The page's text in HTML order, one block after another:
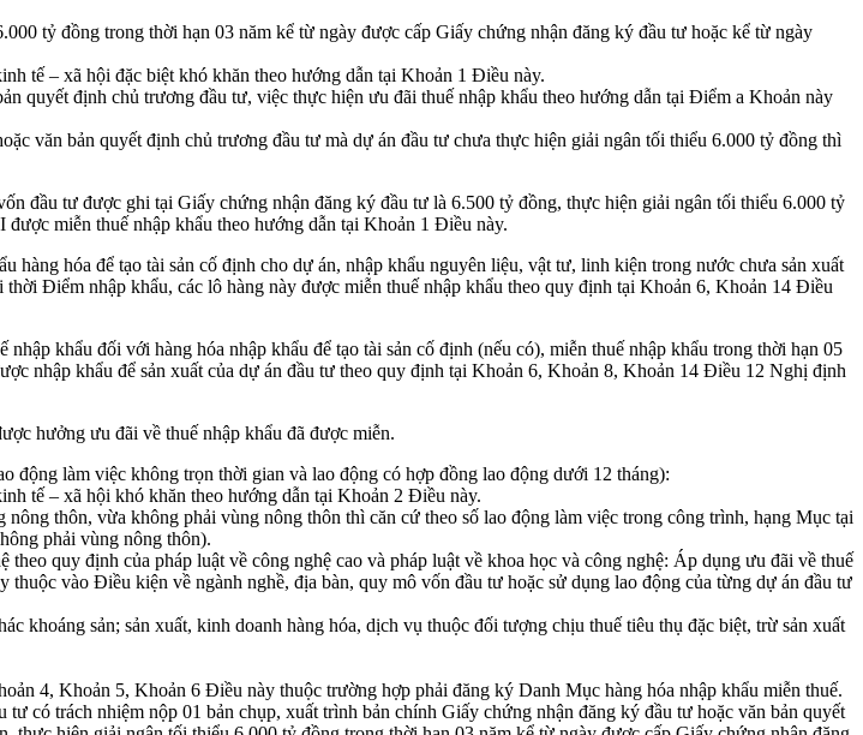
tỷ đồng trong thời hạn 03 năm kể từ ngày được cấp Giấy chứng nhận đăng ký đầu tư hoặc kể từ ngày
tế – xã hội đặc biệt khó khăn theo hướng dẫn tại Khoản 1 Điều này.
quyết định chủ trương đầu tư, việc thực hiện ưu đãi thuế nhập khẩu theo hướng dẫn tại Điểm a Khoản này
văn bản quyết định chủ trương đầu tư mà dự án đầu tư chưa thực hiện giải ngân tối thiểu 6.000 tỷ đồng thì
đầu tư được ghi tại Giấy chứng nhận đăng ký đầu tư là 6.500 tỷ đồng, thực hiện giải ngân tối thiểu 6.000 tỷ
miễn thuế nhập khẩu theo hướng dẫn tại Khoản 1 Điều này.
hóa để tạo tài sản cố định cho dự án, nhập khẩu nguyên liệu, vật tư, linh kiện trong nước chưa sản xuất
Điểm nhập khẩu, các lô hàng này được miễn thuế nhập khẩu theo quy định tại Khoản 6, Khoản 14 Điều
khẩu đối với hàng hóa nhập khẩu để tạo tài sản cố định (nếu có), miễn thuế nhập khẩu trong thời hạn 05
nhập khẩu để sản xuất của dự án đầu tư theo quy định tại Khoản 6, Khoản 8, Khoản 14 Điều 12 Nghị định
hưởng ưu đãi về thuế nhập khẩu đã được miễn.
làm việc không trọn thời gian và lao động có hợp đồng lao động dưới 12 tháng):
tế – xã hội khó khăn theo hướng dẫn tại Khoản 2 Điều này.
thôn, vừa không phải vùng nông thôn thì căn cứ theo số lao động làm việc trong công trình, hạng Mục tại
phải vùng nông thôn).
quy định của pháp luật về công nghệ cao và pháp luật về khoa học và công nghệ: Áp dụng ưu đãi về thuế
vào Điều kiện về ngành nghề, địa bàn, quy mô vốn đầu tư hoặc sử dụng lao động của từng dự án đầu tư
khoáng sản; sản xuất, kinh doanh hàng hóa, dịch vụ thuộc đối tượng chịu thuế tiêu thụ đặc biệt, trừ sản xuất
4, Khoản 5, Khoản 6 Điều này thuộc trường hợp phải đăng ký Danh Mục hàng hóa nhập khẩu miễn thuế.
có trách nhiệm nộp 01 bản chụp, xuất trình bản chính Giấy chứng nhận đăng ký đầu tư hoặc văn bản quyết